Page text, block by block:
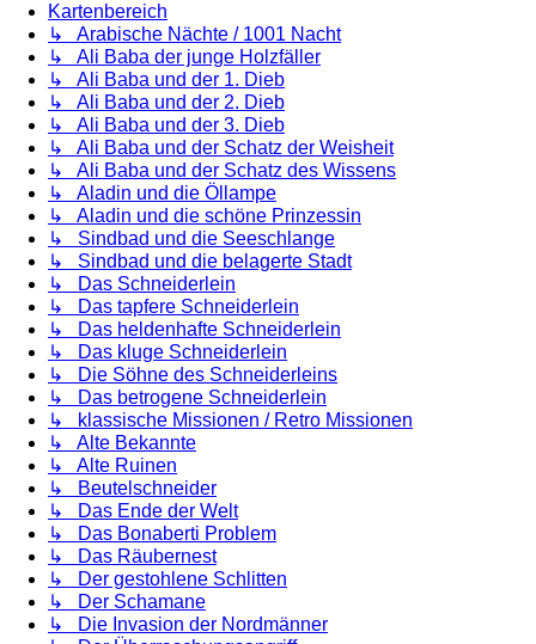
Kartenbereich
↳ Arabische Nächte / 1001 Nacht
↳ Ali Baba der junge Holzfäller
↳ Ali Baba und der 1. Dieb
↳ Ali Baba und der 2. Dieb
↳ Ali Baba und der 3. Dieb
↳ Ali Baba und der Schatz der Weisheit
↳ Ali Baba und der Schatz des Wissens
↳ Aladin und die Öllampe
↳ Aladin und die schöne Prinzessin
↳ Sindbad und die Seeschlange
↳ Sindbad und die belagerte Stadt
↳ Das Schneiderlein
↳ Das tapfere Schneiderlein
↳ Das heldenhafte Schneiderlein
↳ Das kluge Schneiderlein
↳ Die Söhne des Schneiderleins
↳ Das betrogene Schneiderlein
↳ klassische Missionen / Retro Missionen
↳ Alte Bekannte
↳ Alte Ruinen
↳ Beutelschneider
↳ Das Ende der Welt
↳ Das Bonaberti Problem
↳ Das Räubernest
↳ Der gestohlene Schlitten
↳ Der Schamane
↳ Die Invasion der Nordmänner